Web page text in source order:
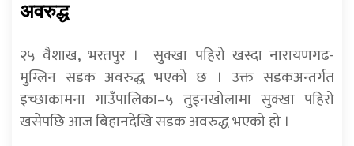
अवरुद्ध
२५ वैशाख, भरतपुर । सुक्खा पहिरो खस्दा नारायणगढ-
मुग्लिन सडक अवरुद्ध भएको छ । उक्त सडकअन्तर्गत
इच्छाकामना गाउँपालिका–५ तुइनखोलामा सुक्खा पहिरो
खसेपछि आज बिहानदेखि सडक अवरुद्ध भएको हो ।